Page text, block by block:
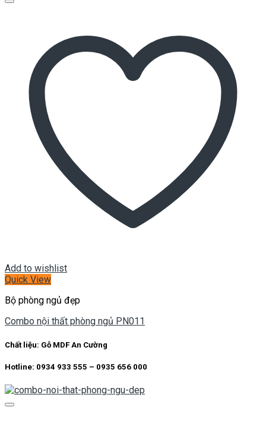
Add to wishlist
Quick View
Bộ phòng ngủ đẹp
Combo nội thất phòng ngủ PN011
Chất liệu: Gỗ MDF An Cường
Hotline: 0934 933 555 – 0935 656 000